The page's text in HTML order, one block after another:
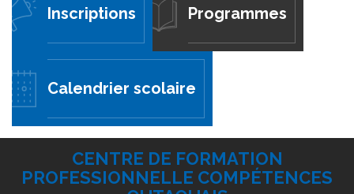
Inscriptions Programmes
Calendrier scolaire
CENTRE DE FORMATION
PROFESSIONNELLE COMPÉTENCES